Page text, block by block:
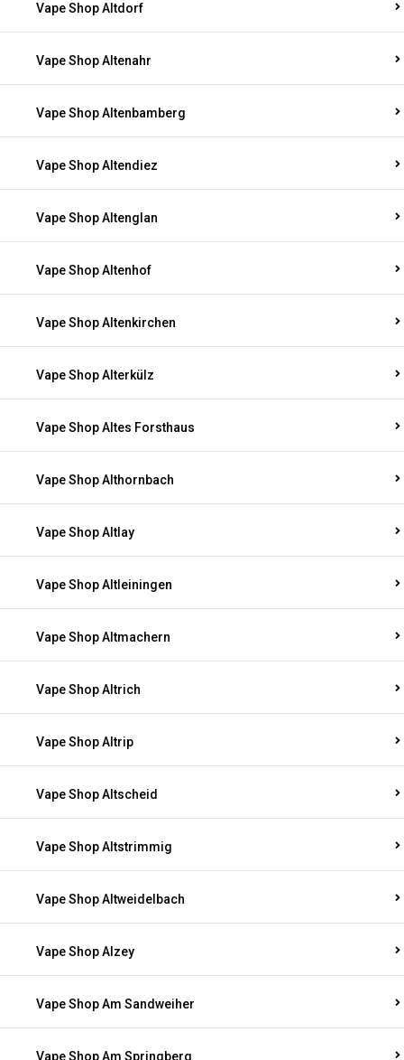
Vape Shop Altdorf
Vape Shop Altenahr
Vape Shop Altenbamberg
Vape Shop Altendiez
Vape Shop Altenglan
Vape Shop Altenhof
Vape Shop Altenkirchen
Vape Shop Alterkülz
Vape Shop Altes Forsthaus
Vape Shop Althornbach
Vape Shop Altlay
Vape Shop Altleiningen
Vape Shop Altmachern
Vape Shop Altrich
Vape Shop Altrip
Vape Shop Altscheid
Vape Shop Altstrimmig
Vape Shop Altweidelbach
Vape Shop Alzey
Vape Shop Am Sandweiher
Vape Shop Am Springberg